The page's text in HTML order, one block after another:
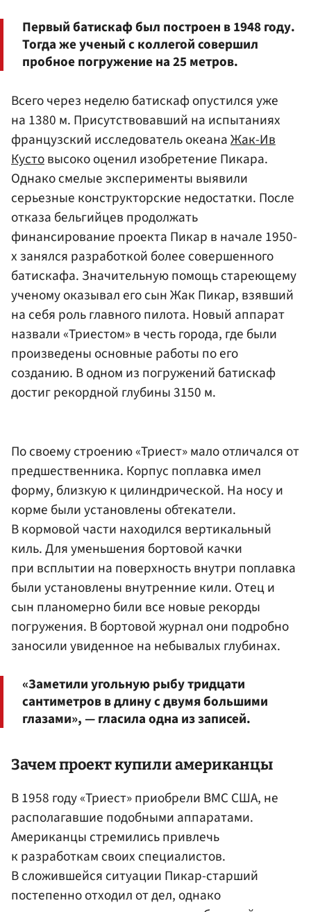
Первый батискаф был построен в 1948 году.
Тогда же ученый с коллегой совершил
пробное погружение на 25 метров.
Всего через неделю батискаф опустился уже
на 1380 м. Присутствовавший на испытаниях
французский исследователь океанаЖак-Ив
Кустовысоко оценил изобретение Пикара.
Однако смелые эксперименты выявили
серьезные конструкторские недостатки. После
отказа бельгийцев продолжать
финансирование проекта Пикар в начале 1950-
х занялся разработкой более совершенного
батискафа. Значительную помощь стареющему
ученому оказывал его сын Жак Пикар, взявший
на себя роль главного пилота. Новый аппарат
назвали «Триестом» в честь города, где были
произведены основные работы по его
созданию. В одном из погружений батискаф
достиг рекордной глубины 3150 м.
По своему строению «Триест» мало отличался от
предшественника. Корпус поплавка имел
форму, близкую к цилиндрической. На носу и
корме были установлены обтекатели.
В кормовой части находился вертикальный
киль. Для уменьшения бортовой качки
при всплытии на поверхность внутри поплавка
были установлены внутренние кили. Отец и
сын планомерно били все новые рекорды
погружения. В бортовой журнал они подробно
заносили увиденное на небывалых глубинах.
«Заметили угольную рыбу тридцати
сантиметров в длину с двумя большими
глазами», — гласила одна из записей.
Зачем проект купили американцы
В 1958 году «Триест» приобрели ВМС США, не
располагавшие подобными аппаратами.
Американцы стремились привлечь
к разработкам своих специалистов.
В сложившейся ситуации Пикар-старший
постепенно отходил от дел, однако